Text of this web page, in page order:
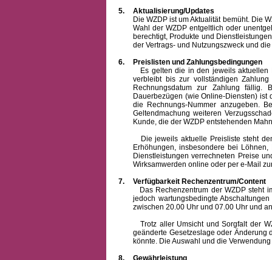
5.
Aktualisierung/Updates
Die WZDP ist um Aktualität bemüht. Die
Wahl der WZDP entgeltlich oder
berechtigt, Produkte und
der Vertrags- und Nutzungszweck und
6.
Preislisten und Zahlungsbedingungen
Es gelten die in den jeweils aktuellen
verbleibt bis zur vollständigen
Rechnungsdatum zur Zahlung fällig.
Dauerbezügen (wie Online-Diensten)
die Rechnungs-Nummer anzugeben.
Geltendmachung weiteren
Kunde, die der WZDP entstehenden
Die jeweils aktuelle Preisliste steht dem
Erhöhungen, insbesondere bei
Dienstleistungen verrechneten Preise
Wirksamwerden online oder per e-Mail
7.
Verfügbarkeit Rechenzentrum/Content
Das Rechenzentrum der WZDP steht im
jedoch wartungsbedingte
zwischen 20.00 Uhr und 07.00 Uhr und
Trotz aller Umsicht und Sorgfalt der
geänderte Gesetzeslage oder Änderung
könnte. Die Auswahl und die
8.
Gewährleistung